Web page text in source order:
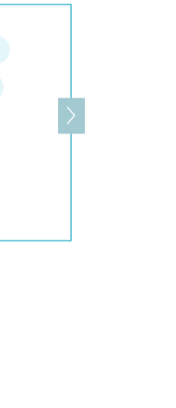
下一頁